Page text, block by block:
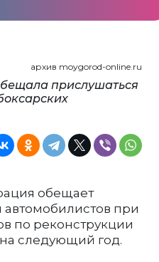
архив moygorod-online.ru
прислушаться
обещает
при
по реконструкции
следующий год.